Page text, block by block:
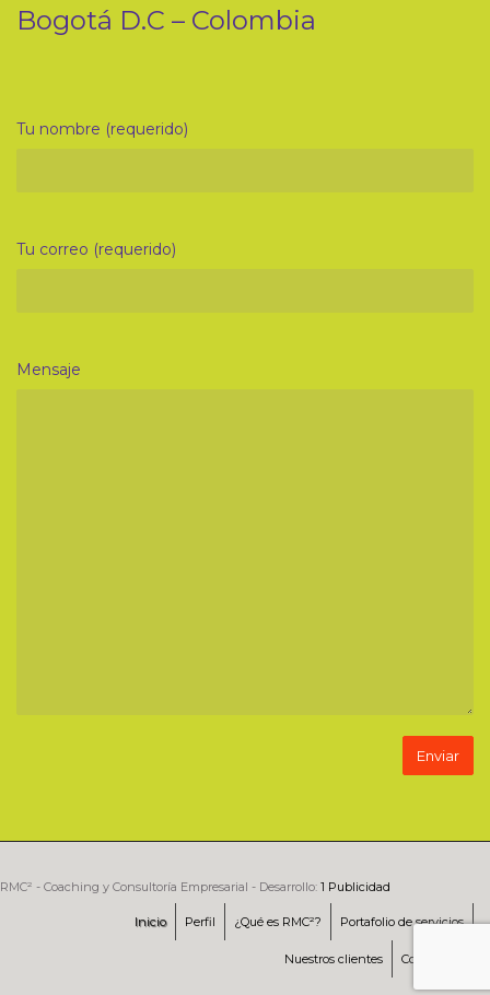
Bogotá D.C – Colombia
Tu nombre (requerido)
Tu correo (requerido)
Mensaje
RMC² - Coaching y Consultoría Empresarial - Desarrollo: 1 Publicidad
Inicio Perfil ¿Qué es RMC²? Portafolio de servicios
Nuestros clientes Contáctenos